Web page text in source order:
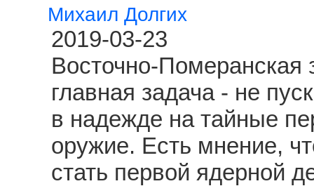
Михаил Долгих
2019-03-23
Восточно-Померанская
главная задача - не
в надежде на тайные
оружие. Есть мнение,
стать первой ядерной